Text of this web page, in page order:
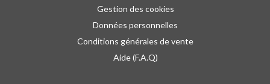
Gestion des cookies
Données personnelles
Conditions générales de vente
Aide (F.A.Q)